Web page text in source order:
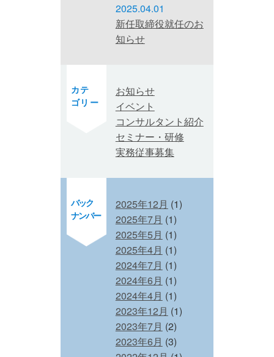
2025.04.01
新任取締役就任のお
知らせ
カテ
ゴリー
お知らせ
イベント
コンサルタント紹介
セミナー・研修
実務従事募集
バック
ナンバー
2025年12月 (1)
2025年7月 (1)
2025年5月 (1)
2025年4月 (1)
2024年7月 (1)
2024年6月 (1)
2024年4月 (1)
2023年12月 (1)
2023年7月 (2)
2023年6月 (3)